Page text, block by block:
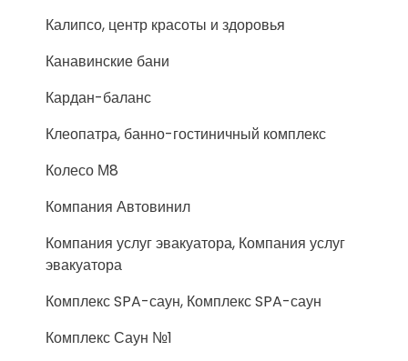
Калипсо, центр красоты и здоровья
Канавинские бани
Кардан-баланс
Клеопатра, банно-гостиничный комплекс
Колесо М8
Компания Автовинил
Компания услуг эвакуатора, Компания услуг
эвакуатора
Комплекс SPA-саун, Комплекс SPA-саун
Комплекс Саун №1